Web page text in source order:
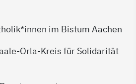
im Bistum Aachen
Orla-Kreis für Solidarität